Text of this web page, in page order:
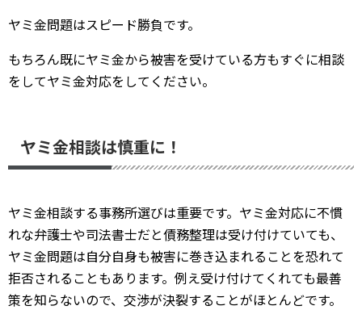
ヤミ金問題はスピード勝負です。
もちろん既にヤミ金から被害を受けている方もすぐに相談
をしてヤミ金対応をしてください。
ヤミ金相談は慎重に！
ヤミ金相談する事務所選びは重要です。ヤミ金対応に不慣
れな弁護士や司法書士だと債務整理は受け付けていても、
ヤミ金問題は自分自身も被害に巻き込まれることを恐れて
拒否されることもあります。例え受け付けてくれても最善
策を知らないので、交渉が決裂することがほとんどです。